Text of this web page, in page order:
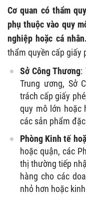
Cơ quan có thẩm
phụ thuộc vào quy
nghiệp hoặc cá nhân.
thẩm quyền cấp giấy
Sở Công Thương:
Trung ương, Sở
trách cấp giấy
quy mô lớn hoặc
các sản phẩm
Phòng Kinh tế
hoặc quận, các
thị thường tiếp
hàng cho các
nhỏ hơn hoặc